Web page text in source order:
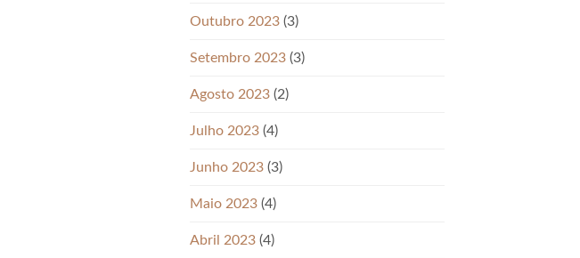
Outubro 2023 (3)
Setembro 2023 (3)
Agosto 2023 (2)
Julho 2023 (4)
Junho 2023 (3)
Maio 2023 (4)
Abril 2023 (4)